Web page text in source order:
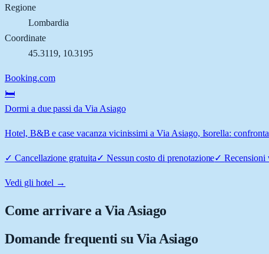
Regione
Lombardia
Coordinate
45.3119, 10.3195
Booking.com
🛏️
Dormi a due passi da Via Asiago
Hotel, B&B e case vacanza vicinissimi a Via Asiago, Isorella:
✓ Cancellazione gratuita✓ Nessun costo di prenotazione✓Recensioni
Vedi gli hotel →
Come arrivare aVia Asiago
Domande frequenti su Via Asiago